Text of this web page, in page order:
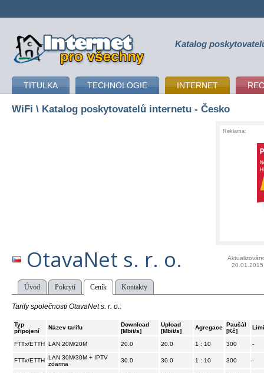
připojení k internetu Katalog
TITULKA TECHNOLOGIE INTERNET
WiFi \ Katalog poskytovatelů internetu - Česko
Reklama:
OtavaNet s. r. o.
20.01.2015
Úvod Pokrytí Ceník Kontakty
Tarify společnosti OtavaNet s. r. o.:
Typ
připojení
Název tarifu
Download
[Mbit/s]
Upload
[Mbit/s]
Agregace Paušál
[Kč]
FTTx/ETTH LAN 20M/20M 20.0 20.0 1 : 10 300 -
FTTx/ETTH LAN 30M/30M + IPTV
zdarma
30.0 30.0 1 : 10 300 -